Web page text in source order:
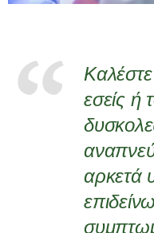
εσείς ή
αρκετά